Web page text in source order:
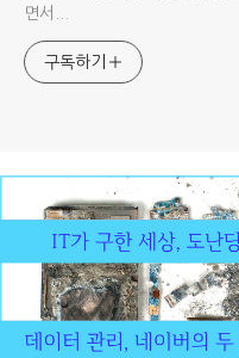
면서...
구독하기